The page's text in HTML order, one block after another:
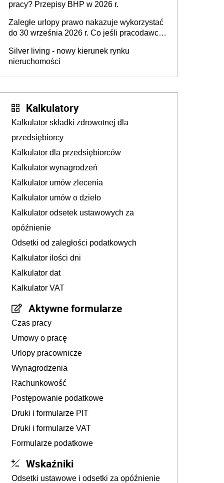
pracy? Przepisy BHP w 2026 r.
Zaległe urlopy prawo nakazuje wykorzystać
do 30 września 2026 r. Co jeśli pracodawca
Silver living - nowy kierunek rynku
nieruchomości
Kalkulatory
Kalkulator składki zdrowotnej dla
przedsiębiorcy
Kalkulator dla przedsiębiorców
Kalkulator wynagrodzeń
Kalkulator umów zlecenia
Kalkulator umów o dzieło
Kalkulator odsetek ustawowych za
opóźnienie
Odsetki od zaległości podatkowych
Kalkulator ilości dni
Kalkulator dat
Kalkulator VAT
Aktywne formularze
Czas pracy
Umowy o pracę
Urlopy pracownicze
Wynagrodzenia
Rachunkowość
Postępowanie podatkowe
Druki i formularze PIT
Druki i formularze VAT
Formularze podatkowe
Wskaźniki
Odsetki ustawowe i odsetki za opóźnienie